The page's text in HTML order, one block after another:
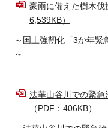
豪雨に備えた樹木伐
6,539KB）
～国土強靭化「3か年緊
～
法華山谷川での緊
（PDF：406KB）